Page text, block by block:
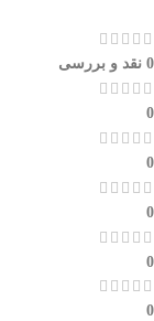
0 نقد و بررسی
0
0
0
0
0